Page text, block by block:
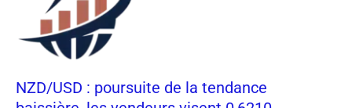
NZD/USD : poursuite de la tendance